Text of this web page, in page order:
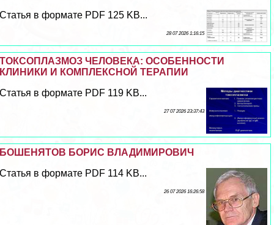
Статья в формате PDF 125 KB...
28 07 2026 1:16:15
ТОКСОПЛАЗМОЗ ЧЕЛОВЕКА: ОСОБЕННОСТИ
КЛИНИКИ И КОМПЛЕКСНОЙ ТЕРАПИИ
Статья в формате PDF 119 KB...
27 07 2026 23:37:43
БОШЕНЯТОВ БОРИС ВЛАДИМИРОВИЧ
Статья в формате PDF 114 KB...
26 07 2026 16:26:58